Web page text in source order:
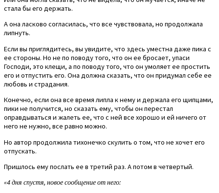
стала бы его держать.
А она ласково согласилась, что все чувствовала, но продолжала
липнуть.
Если вы приглядитесь, вы увидите, что здесь уместна даже пика с
ее стороны. Но не по поводу того, что он ее бросает, упаси
Господи, это клещи, а по поводу того, что он умоляет ее простить
его и отпустить его. Она должна сказать, что он придумал себе ее
любовь и страдания.
Конечно, если она все время липла к нему и держала его щипцами,
пики не получится, но сказать ему, чтобы он перестал
оправдываться и жалеть ее, что с ней все хорошо и ей ничего от
него не нужно, все равно можно.
Но автор продолжила тихонечко скулить о том, что не хочет его
отпускать.
Пришлось ему послать ее в третий раз. А потом в четвертый.
«4 дня спустя, новое сообщение от него: